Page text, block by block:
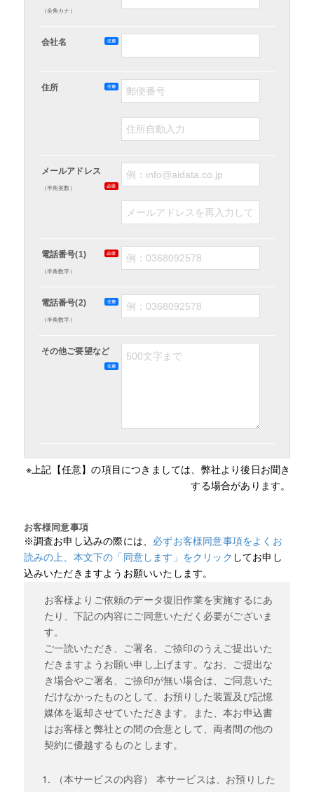
（全角カナ）
会社名
住所
メールアドレス
（半角英数）
電話番号(1)
（半角数字）
電話番号(2)
（半角数字）
その他ご要望など
※上記【任意】の項目につきましては、弊社より後日お聞き
する場合があります。
お客様同意事項
※調査お申し込みの際には、 必ずお客様同意事項をよくお
読みの上、本文下の「同意します」をクリック してお申し
込みいただきますようお願いいたします。
お客様よりご依頼のデータ復旧作業を実施するにあ
たり、下記の内容にご同意いただく必要がございま
す。
ご一読いただき、ご署名、ご捺印のうえご提出いた
だきますようお願い申し上げます。なお、ご提出な
き場合やご署名、ご捺印が無い場合は、ご同意いた
だけなかったものとして、お預りした装置及び記憶
媒体を返却させていただきます。また、本お申込書
はお客様と弊社との間の合意として、両者間の他の
契約に優越するものとします。
（本サービスの内容） 本サービスは、お預りした